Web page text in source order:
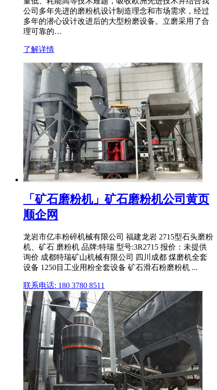
公司多年先进的磨粉机设计制造理念和市场需求，经过
多年的潜心设计改进后的大型粉磨设备。立磨采用了合
理可靠的…
了解详情
「矿石磨粉机」矿石磨粉机公司黄页
顺企网
龙岩市亿丰粉碎机械有限公司 福建龙岩 2715型石头磨粉
机、矿石 磨粉机 品牌:特瑞 型号:3R2715 报价：未提供
询价 成都特瑞矿山机械有限公司 四川成都 煤磨机全套
设备 1250目工业用粉全套设备 矿石滑石粉磨粉机 ...
联系电话: 180 3780 8511